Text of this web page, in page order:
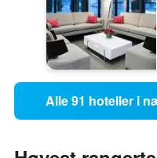
Alle 91 hoteller i